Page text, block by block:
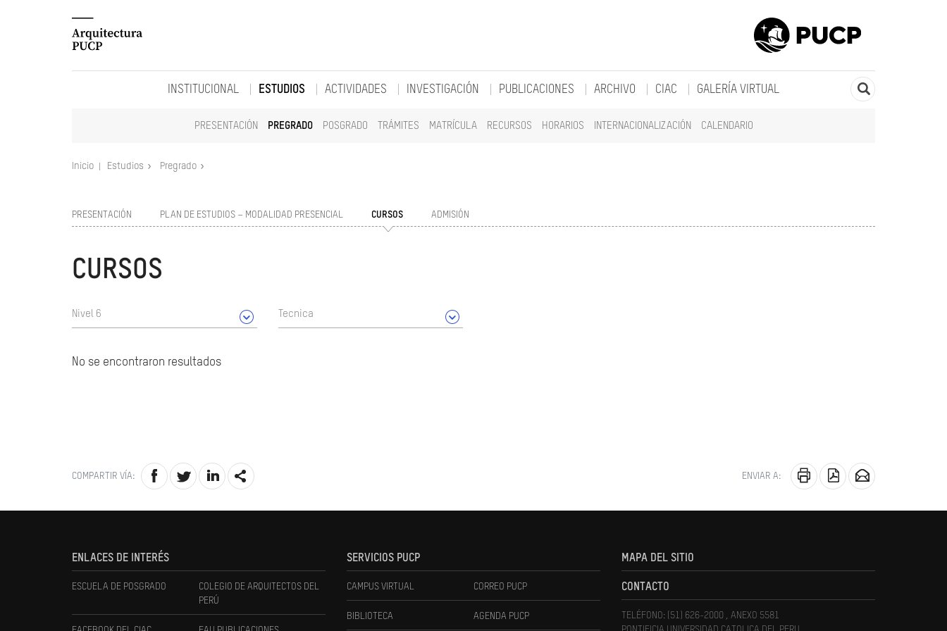
INSTITUCIONAL ESTUDIOS
PRESENTACIÓN PREGRADO POSGRADO TRÁMITES MATRÍCULA RECURSOS HORARIOS INTERNACIONALIZACIÓN CALENDARIO
ACTIVIDADES INVESTIGACIÓN PUBLICACIONES ARCHIVO CIAC GALERÍA VIRTUAL
Inicio Estudios Pregrado
PRESENTACIÓN PLAN DE ESTUDIOS – MODALIDAD PRESENCIAL CURSOS ADMISIÓN
CURSOS
Nivel 6 Tecnica
No se encontraron resultados
COMPARTIR VÍA: ENVIAR A:
ENLACES DE INTERÉS
ESCUELA DE POSGRADO
COLEGIO DE ARQUITECTOS DEL
PERÚ
SERVICIOS PUCP
CAMPUS VIRTUAL CORREO PUCP
BIBLIOTECA AGENDA PUCP
MAPA DEL SITIO
CONTACTO
TELÉFONO: (51) 626-2000 , ANEXO 5581